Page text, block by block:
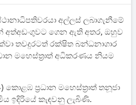
අල්ලස් ලබාගැනීමේ
ගෙන ඇති අතර, ඔහුව
තවදුරටත් රක්ෂිත බන්ධනාගාර
මහෙස්ත්‍රාත් අධිකරණය නියම
කොළඹ ප්‍රධාන මහෙස්ත්‍රාත් තනූජා
ඉදිරියේ කැඳවනු ලැබිණි.